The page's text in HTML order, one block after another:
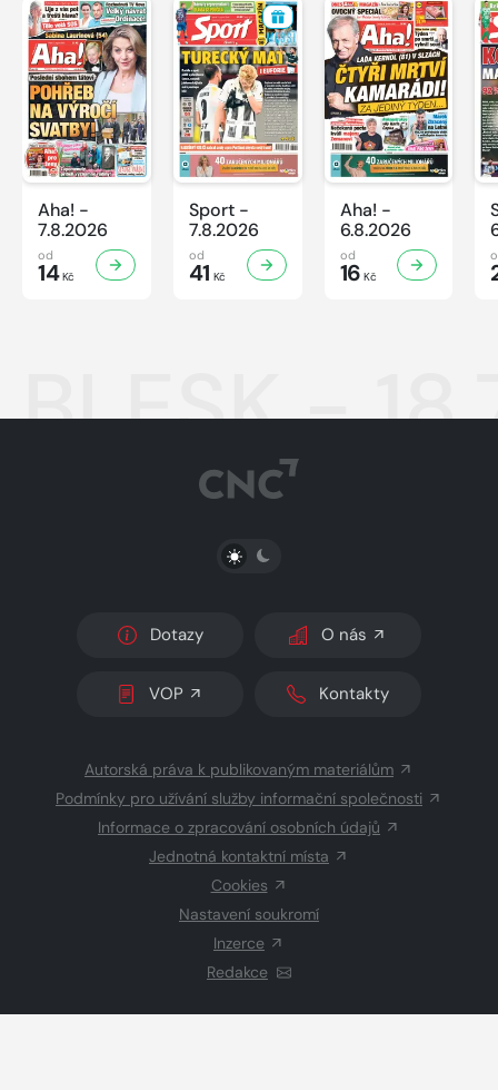
Aha! -
7.8.2026
od
14Kč
Sport -
7.8.2026
od
41 Kč
Aha! -
6.8.2026
od
16 Kč
BLESK -
PŘEPNOUT SVĚTLÝ/TMAVÝ REŽIM
Dotazy O nás
VOP Kontakty
Autorská práva k publikovaným materiálům
Podmínky pro užívání služby informační společnosti
Informace o zpracování osobních údajů
Jednotná kontaktní místa
Cookies
Nastavení soukromí
Inzerce
Redakce